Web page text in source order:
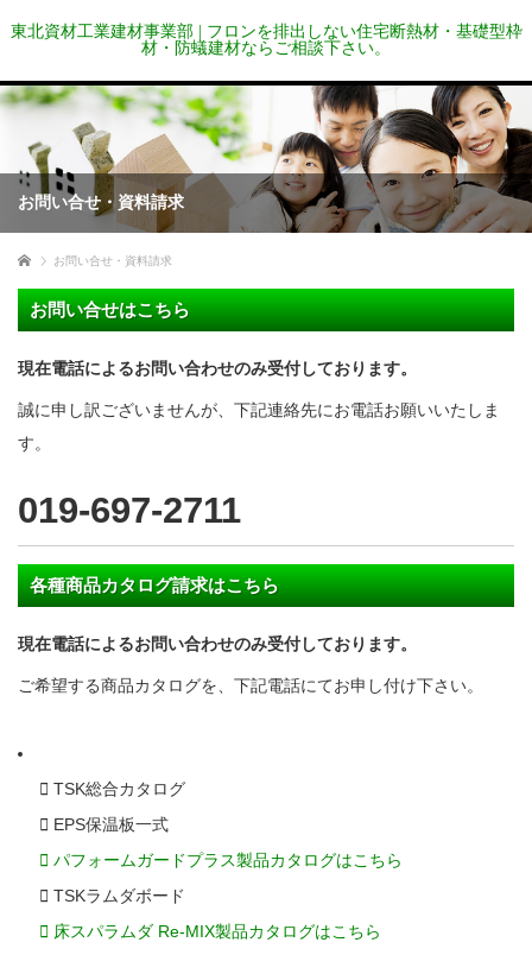
東北資材工業建材事業部 | フロンを排出しない住宅断熱材・基礎型枠
材・防蟻建材ならご相談下さい。
お問い合せ・資料請求
ホーム お問い合せ・資料請求
お問い合せはこちら
現在電話によるお問い合わせのみ受付しております。
誠に申し訳ございませんが、下記連絡先にお電話お願いいたしま
す。
019-697-2711
各種商品カタログ請求はこちら
現在電話によるお問い合わせのみ受付しております。
ご希望する商品カタログを、下記電話にてお申し付け下さい。
TSK総合カタログ
EPS保温板一式
パフォームガードプラス製品カタログはこちら
TSKラムダボード
床スパラムダ Re-MIX製品カタログはこちら